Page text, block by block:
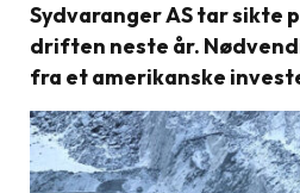
Sydvaranger AS tar sikte
driften neste år.
fra et amerikanske